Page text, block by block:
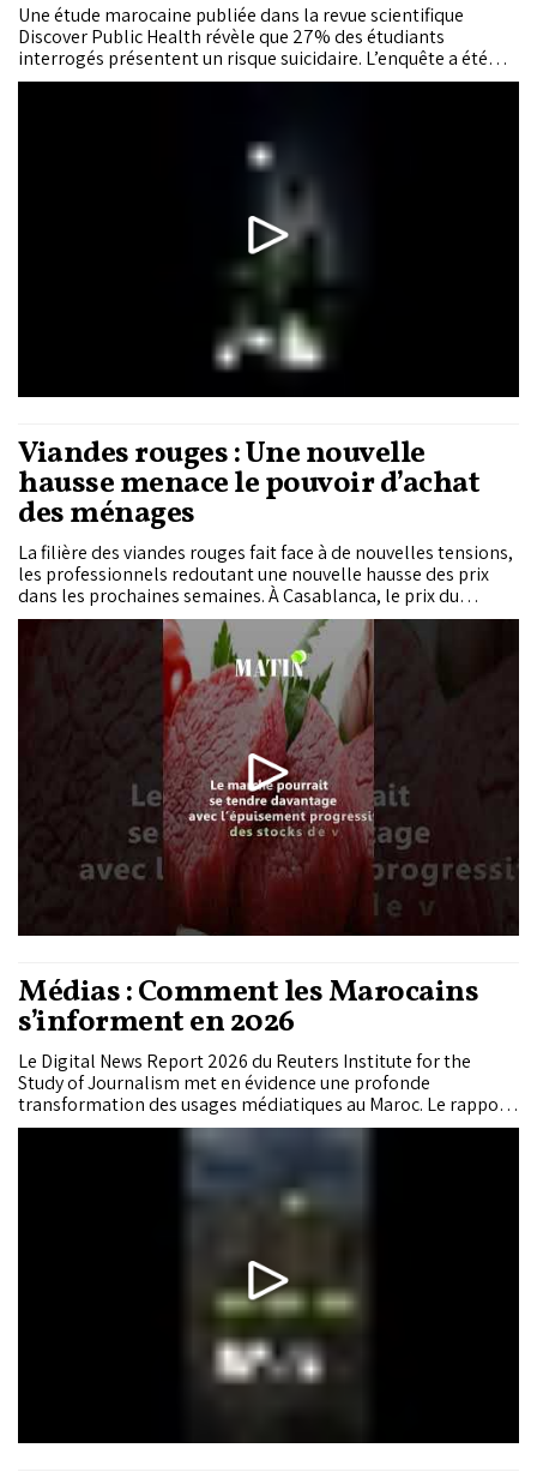
Une étude marocaine publiée dans la revue scientifique
Discover Public Health révèle que 27% des étudiants
interrogés présentent un risque suicidaire. L’enquête a été
menée auprès de 1.191 étudiants de l’Université Abdelmalek
Viandes rouges : Une nouvelle
hausse menace le pouvoir d’achat
des ménages
La filière des viandes rouges fait face à de nouvelles tensions,
les professionnels redoutant une nouvelle hausse des prix
dans les prochaines semaines. À Casablanca, le prix du
kilogramme de viande bovine dans les abattoirs municipaux
est passé de près de 97 DH avant l’Aïd Al-Adha à entre 105 et
110 DH actuellement.
Médias : Comment les Marocains
s’informent en 2026
Le Digital News Report 2026 du Reuters Institute for the
Study of Journalism met en évidence une profonde
transformation des usages médiatiques au Maroc. Le rapport
montre que le Royaume est entré dans une ère de
l’information dominée par les plateformes numériques, la